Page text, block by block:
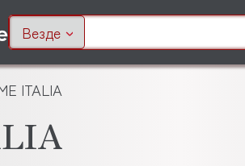
Везде
ITALIA